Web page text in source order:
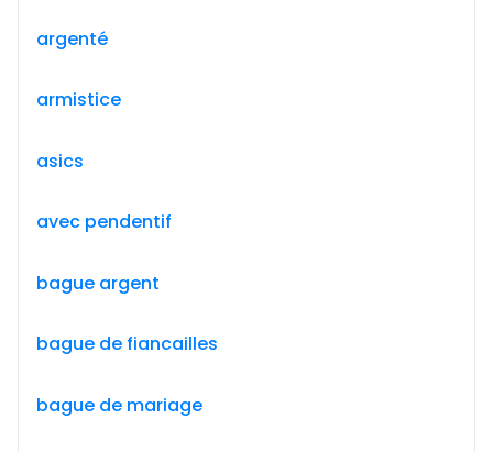
argenté
armistice
asics
avec pendentif
bague argent
bague de fiancailles
bague de mariage